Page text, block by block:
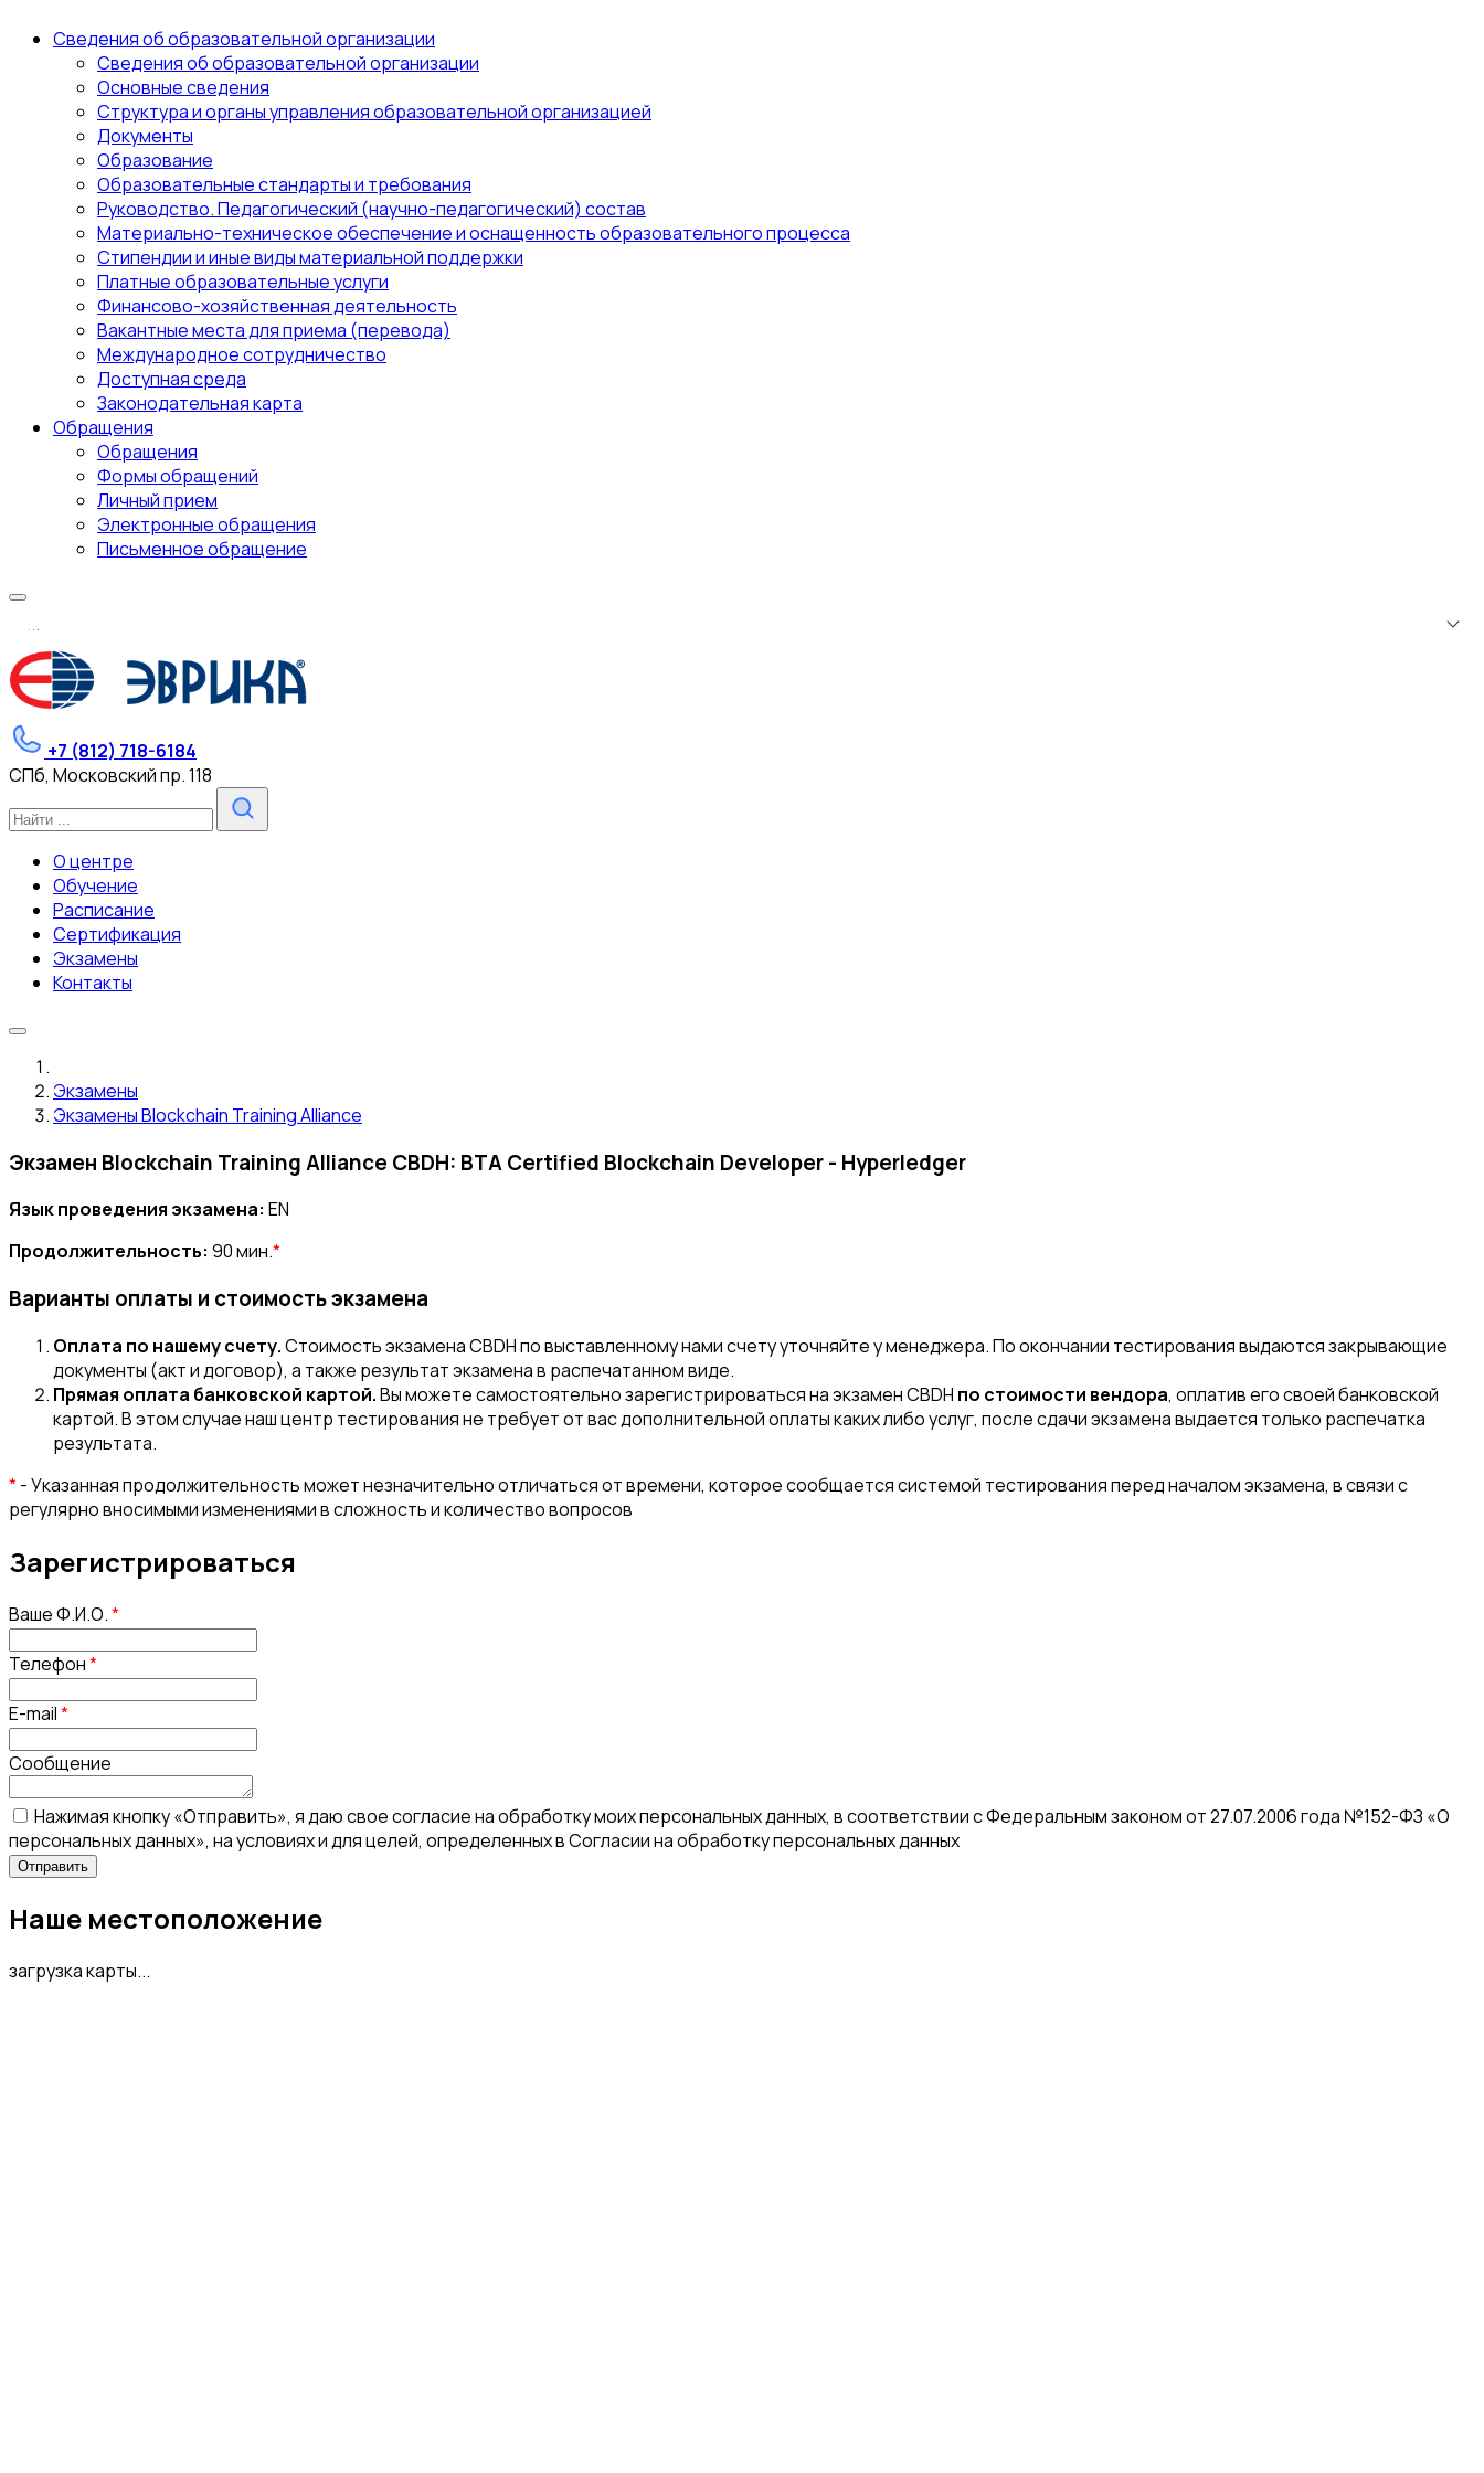
Сведения об образовательной организации
Сведения об образовательной организации
Основные сведения
Структура и органы управления образовательной организацией
Документы
Образование
Образовательные стандарты и требования
Руководство. Педагогический (научно-педагогический) состав
Материально-техническое обеспечение и оснащенность образовательного процесса
Стипендии и иные виды материальной поддержки
Платные образовательные услуги
Финансово-хозяйственная деятельность
Вакантные места для приема (перевода)
Международное сотрудничество
Доступная среда
Законодательная карта
Обращения
Обращения
Формы обращений
Личный прием
Электронные обращения
Письменное обращение
...
+7 (812) 718-6184
СПб, Московский пр. 118
О центре
Обучение
Расписание
Сертификация
Экзамены
Контакты
Экзамены
Экзамены Blockchain Training Alliance
Экзамен Blockchain Training Alliance CBDH: BTA Certified Blockchain Developer - Hyperledger
Язык проведения экзамена: EN
Продолжительность: 90 мин.*
Варианты оплаты и стоимость экзамена
Оплата по нашему счету.Стоимость экзамена CBDH по выставленному нами счету уточняйте у менеджера. По окончании тестирования выдаются закрывающие
документы (акт и договор), а также результат экзамена в распечатанном виде.
Прямая оплата банковской картой.Вы можете самостоятельно зарегистрироваться на экзамен CBDH по стоимости вендора, оплатив его своей банковской
картой. В этом случае наш центр тестирования не требует от вас дополнительной оплаты каких либо услуг, после сдачи экзамена выдается только распечатка
результата.
*- Указанная продолжительность может незначительно отличаться от времени, которое сообщается системой тестирования перед началом экзамена, в связи с
регулярно вносимыми изменениями в сложность и количество вопросов
Зарегистрироваться
Ваше Ф.И.О.*
Телефон*
E-mail*
Сообщение
Нажимая кнопку «Отправить», я даю свое согласие на обработку моих персональных данных, в соответствии с Федеральным законом от 27.07.2006 года №152-ФЗ «О
персональных данных», на условиях и для целей, определенных в Согласии на обработку персональных данных
Наше местоположение
загрузка карты...